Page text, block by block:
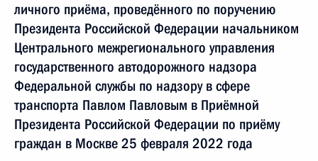
личного приёма, проведённого по поручению
Президента Российской Федерации начальником
Центрального межрегионального управления
государственного автодорожного надзора
Федеральной службы по надзору в сфере
транспорта Павлом Павловым в Приёмной
Президента Российской Федерации по приёму
граждан в Москве 25 февраля 2022 года